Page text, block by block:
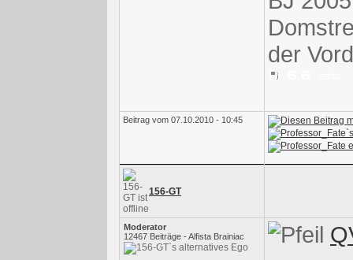
der
Beitrag vom 07.10.2010 - 10:45
156-GT
Moderator
12467 Beiträge - Alfista Brainiac